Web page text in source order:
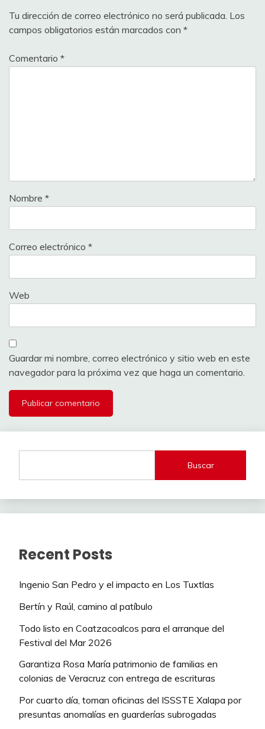
Tu dirección de correo electrónico no será publicada. Los
campos obligatorios están marcados con *
Comentario *
Nombre *
Correo electrónico *
Web
Guardar mi nombre, correo electrónico y sitio web en este
navegador para la próxima vez que haga un comentario.
Buscar
Recent Posts
Ingenio San Pedro y el impacto en Los Tuxtlas
Bertín y Raúl, camino al patíbulo
Todo listo en Coatzacoalcos para el arranque del
Festival del Mar 2026
Garantiza Rosa María patrimonio de familias en
colonias de Veracruz con entrega de escrituras
Por cuarto día, toman oficinas del ISSSTE Xalapa por
presuntas anomalías en guarderías subrogadas